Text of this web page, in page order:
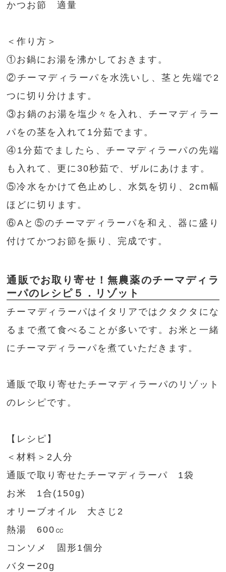
かつお節 適量
＜作り方＞
①お鍋にお湯を沸かしておきます。
②チーマディラーパを水洗いし、茎と先端で2
つに切り分けます。
③お鍋のお湯を塩少々を入れ、チーマディラー
パをの茎を入れて1分茹でます。
④1分茹でましたら、チーマディラーパの先端
も入れて、更に30秒茹で、ザルにあけます。
⑤冷水をかけて色止めし、水気を切り、2cm幅
ほどに切ります。
⑥Aと⑤のチーマディラーパを和え、器に盛り
付けてかつお節を振り、完成です。
通販でお取り寄せ！無農薬のチーマディラ
ーパのレシピ５．リゾット
チーマディラーパはイタリアではクタクタにな
るまで煮て食べることが多いです。お米と一緒
にチーマディラーパを煮ていただきます。
通販で取り寄せたチーマディラーパのリゾット
のレシピです。
【レシピ】
＜材料＞2人分
通販で取り寄せたチーマディラーパ 1袋
お米 1合(150g)
オリーブオイル 大さじ2
熱湯 600㏄
コンソメ 固形1個分
バター20g